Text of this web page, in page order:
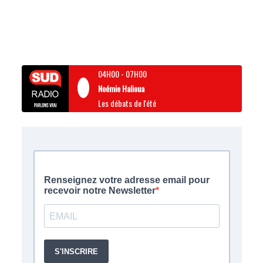
04H00- 07H00
Noémie Halioua
Les débats de l'été